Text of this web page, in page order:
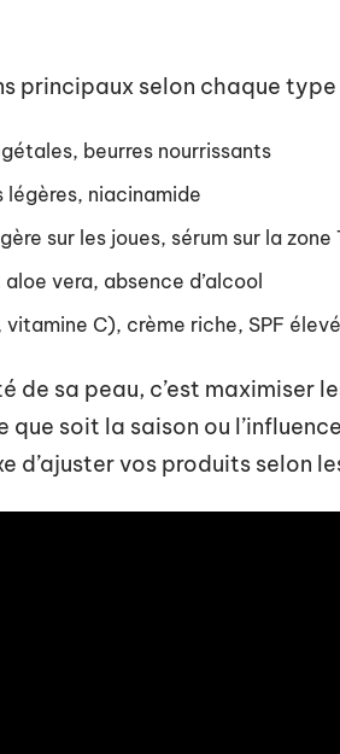
principaux selon chaque type
beurres nourrissants
niacinamide
sur les joues, sérum sur la zone
vera, absence d’alcool
C), crème riche, SPF élevé
sa peau, c’est maximiser
soit la saison ou
d’ajuster vos produits selon